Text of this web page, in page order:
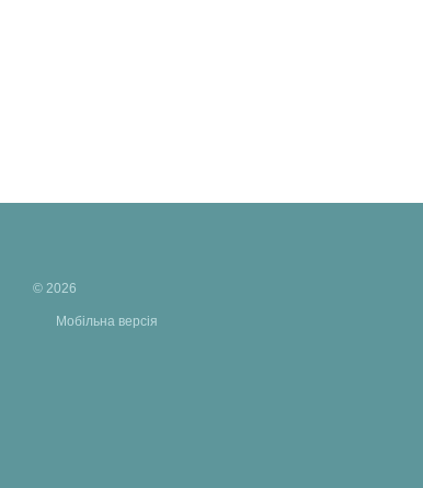
© 2026
Мобільна версія